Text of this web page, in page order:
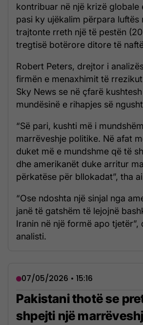
kontribuar në një krizë globale
pasi ky ujëkalim përpara luftës
trajtonte rreth një të pestën
tregtisë botërore ditore të
Robert Peters, drejtor i
firmën e menaxhimit të
Sky News se në çfarë
mundësinë e rihapjes së
“Së pari, kushti më i
marrëveshje politike. Në afat
duket më e mundshme që të
dhe amerikanët duke arritur
përkatëse për bllokadat”, tha
“Ose ndoshta një sinjal nga
janë të gatshëm të lejojnë
Iranin në një formë apo tjetër”,
analisti.
07/05/2026 • 15:16
Pakistani thotë se
shpejti një